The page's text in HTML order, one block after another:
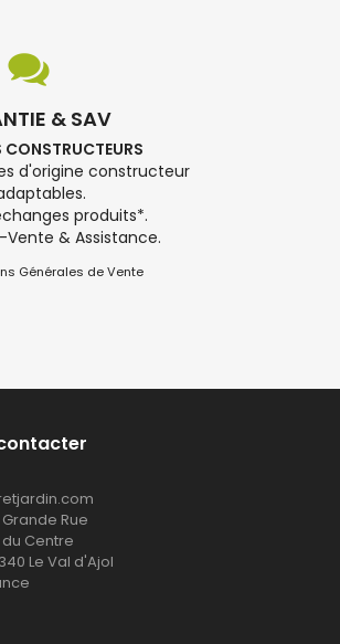
& SAV
CONSTRUCTEURS
d'origine constructeur
produits*.
Vente & Assistance.
Générales de Vente
Rue
du Centre
Le Val d'Ajol